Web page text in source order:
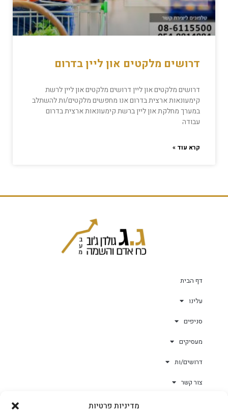
מדיניות פרטיות
דרושים מלקטים און ליין בדרום
דרושים מלקטים און ליין דרושים מלקטים און ליין לרשת
קימעונאות ארצית בדרום אנו מחפשים מלקטים/ות להשתלב
במערך מחלקת און ליין ברשת קימעונאות ארצית בדרום
עבודה
קרא עוד »
דף הבית
עלינו
סניפים
מעסיקים
דרושים/ות
צור קשר